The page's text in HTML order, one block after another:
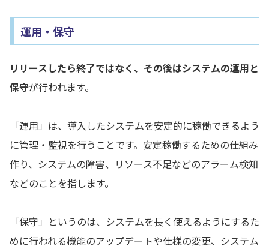
運用・保守
リリースしたら終了ではなく、その後はシステムの運用と
保守が行われます。
「運用」は、導入したシステムを安定的に稼働できるよう
に管理・監視を行うことです。安定稼働するための仕組み
作り、システムの障害、リソース不足などのアラーム検知
などのことを指します。
「保守」というのは、システムを長く使えるようにするた
めに行われる機能のアップデートや仕様の変更、システム